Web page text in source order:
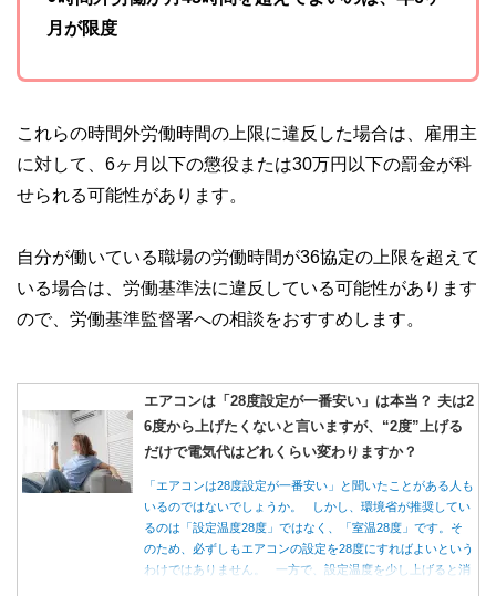
月が限度
これらの時間外労働時間の上限に違反した場合は、雇用主
に対して、6ヶ月以下の懲役または30万円以下の罰金が科
せられる可能性があります。
自分が働いている職場の労働時間が36協定の上限を超えて
いる場合は、労働基準法に違反している可能性があります
ので、労働基準監督署への相談をおすすめします。
エアコンは「28度設定が一番安い」は本当？ 夫は2
6度から上げたくないと言いますが、“2度”上げる
だけで電気代はどれくらい変わりますか？
「エアコンは28度設定が一番安い」と聞いたことがある人も
いるのではないでしょうか。 しかし、環境省が推奨してい
るのは「設定温度28度」ではなく、「室温28度」です。そ
のため、必ずしもエアコンの設定を28度にすればよいという
わけではありません。 一方で、設定温度を少し上げると消